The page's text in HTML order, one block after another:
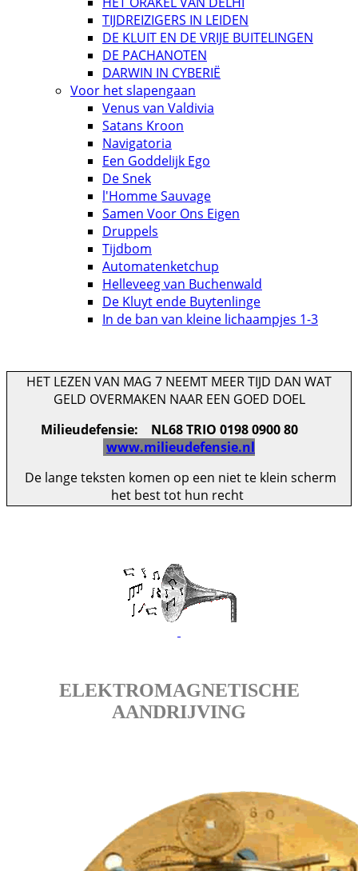
TIJDREIZIGERS IN LEIDEN
DE KLUIT EN DE VRIJE BUITELINGEN
DE PACHANOTEN
DARWIN IN CYBERIË
Voor het slapengaan
Venus van Valdivia
Satans Kroon
Navigatoria
Een Goddelijk Ego
De Snek
l'Homme Sauvage
Samen Voor Ons Eigen
Druppels
Tijdbom
Automatenketchup
Helleveeg van Buchenwald
De Kluyt ende Buytenlinge
In de ban van kleine lichaampjes 1-3
HET LEZEN VAN MAG 7 NEEMT MEER TIJD DAN WAT
GELD OVERMAKEN NAAR EEN GOED DOEL
Milieudefensie: NL68 TRIO 0198 0900 80
www.milieudefensie.nl
De lange teksten komen op een niet te klein scherm
het best tot hun recht
ELEKTROMAGNETISCHE
AANDRIJVING